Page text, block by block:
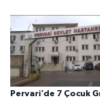
Pervari’de 7 Çocuk